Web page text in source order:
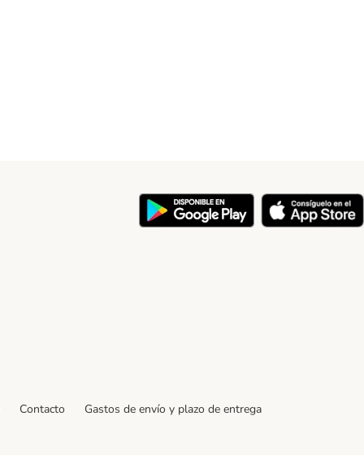
Contacto
Gastos de envío y plazo de entrega